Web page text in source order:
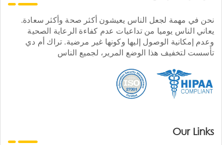
نحن في مهمة لجعل الناس يعيشون أكثر صحة وأكثر سعادة.
يعاني الناس يوميا من تداعيات عدم كفاءة الرعاية الصحية
وعدم إمكانية الوصول إليها وكونها غير مرضية. تراك أم دي
تأسست لتخفيف هذا الوضع المرير، لجميع الناس
Our Links